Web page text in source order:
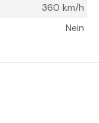
360 km/h
Nein